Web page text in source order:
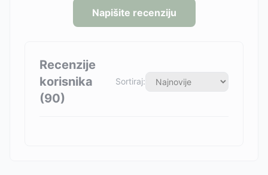
Napišite recenziju
Recenzije
korisnika
(90)
Sortiraj: